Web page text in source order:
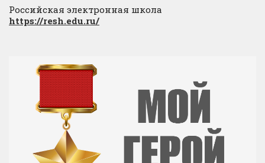
Российская электронная школа
https://resh.edu.ru/